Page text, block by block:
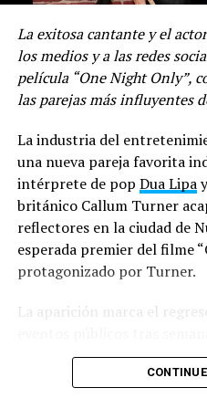
RELATED TOPICS:
UP NEXT
Bayo, el portavoz de la
DON'T MISS
Madrid fue animado por la
La exitosa cantante y el
los medios y a las redes
película “One Night Only”,
las parejas más influyentes
La industria del
una nueva pareja favorita
intérprete de pop Dua Lipa
británico Callum Turner
reflectores en la ciudad de
esperada premier del filme
protagonizado por Turner.
La aparición marca el
celebración en torno a su
mantuvo en el centro de